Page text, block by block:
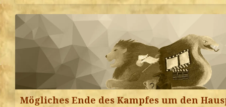
Mögliches Ende des Kampfes um den